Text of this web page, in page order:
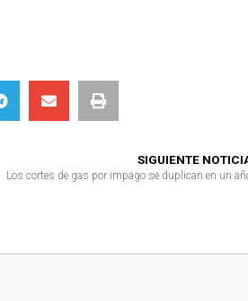
SIGUIENTE
Los cortes de gas por impago se duplican en un